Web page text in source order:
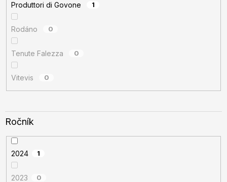
Produttori di Govone 1
Rodáno 0
Tenute Falezza 0
Vitevis 0
Ročník
2024 1
2023 0